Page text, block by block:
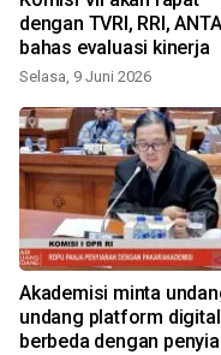
dengan TVRI, RRI,
bahas evaluasi kinerja
Selasa, 9 Juni 2026
Akademisi minta
undang platform digital
berbeda dengan